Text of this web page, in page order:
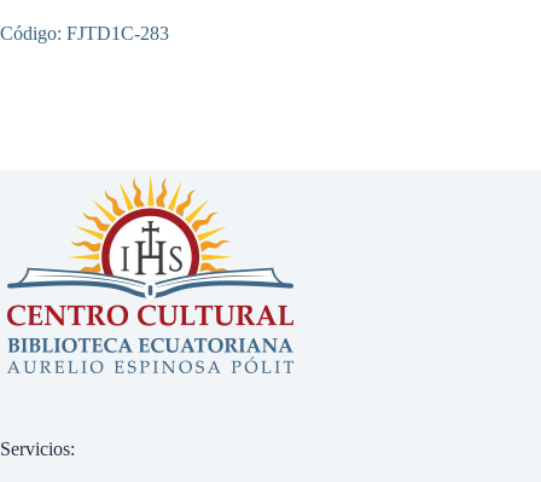
Código: FJTD1C-283
Servicios: